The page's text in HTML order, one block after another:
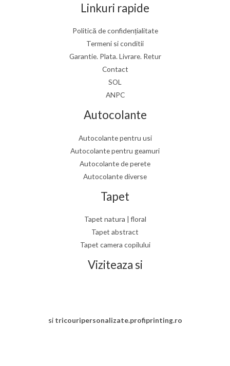
Linkuri rapide
Politică de confidențialitate
Termeni si conditii
Garantie. Plata. Livrare. Retur
Contact
SOL
ANPC
Autocolante
Autocolante pentru usi
Autocolante pentru geamuri
Autocolante de perete
Autocolante diverse
Tapet
Tapet natura | floral
Tapet abstract
Tapet camera copilului
Viziteaza si
si tricouripersonalizate.profiprinting.ro